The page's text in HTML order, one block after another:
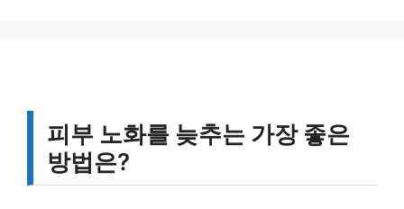
피부 노화를 늦추는 가장 좋은
방법은?